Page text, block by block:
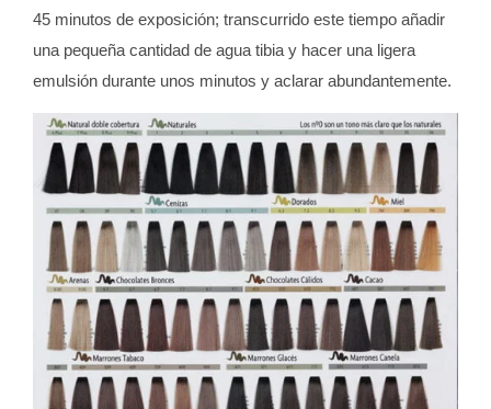
45 minutos de exposición; transcurrido este tiempo añadir
una pequeña cantidad de agua tibia y hacer una ligera
emulsión durante unos minutos y aclarar abundantemente.